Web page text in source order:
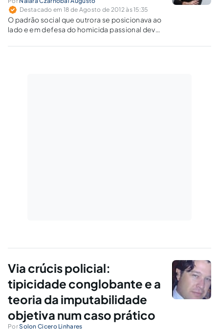
Destacado em 18 de Agosto de 2012 às 15:35
O padrão social que outrora se posicionava ao
lado e em defesa do homicida passional deve
escolha da pessoa que decidiu não mais levar
Via crúcis policial:
tipicidade conglobante e a
teoria da imputabilidade
objetiva num caso prático
PorSolon Cicero Linhares